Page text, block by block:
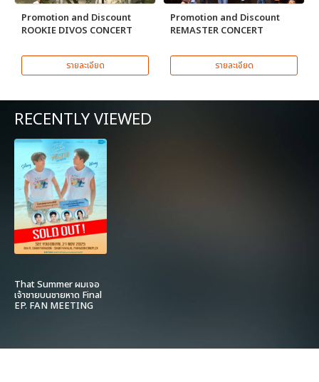
Promotion and Discount
ROOKIE DIVOS CONCERT
รายละเอียด
Promotion and Discount
REMASTER CONCERT
รายละเอียด
RECENTLY VIEWED
That Summer ผมเจอ
เจ้าชายบนชายหาด Final
EP. FAN MEETING